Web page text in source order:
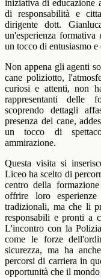
iniziativa di educazione
di responsabilità e
dirigente dott.
un'esperienza formativa
un tocco di entusiasmo e
Non appena gli agenti
cane poliziotto,
curiosi e attenti, non
rappresentanti delle
scoprendo dettagli
presenza del cane,
un tocco di
ammirazione.
Questa visita si
Liceo ha scelto di
centro della
offrire loro
tradizionali, ma che li
responsabili e pronti a
L'incontro con la
come le forze
sicurezza, ma ha
percorsi di carriera in
opportunità che il